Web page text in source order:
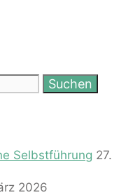
Selbstführung 27.
2026